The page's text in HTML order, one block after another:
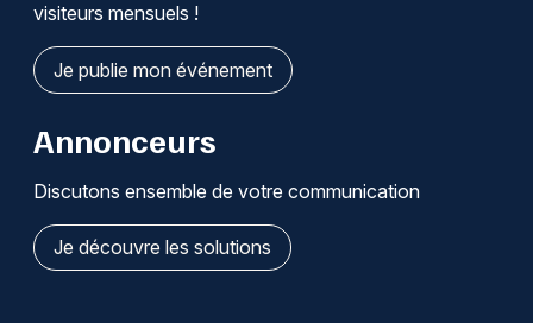
visiteurs mensuels !
Je publie mon événement
Annonceurs
Discutons ensemble de votre communication
Je découvre les solutions